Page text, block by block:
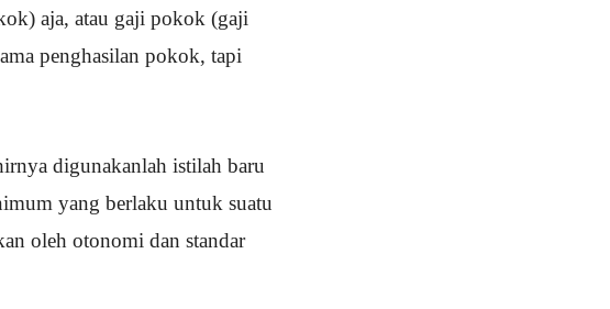
aja, atau gaji pokok (gaji
penghasilan pokok, tapi
digunakanlah istilah baru
yang berlaku untuk suatu
oleh otonomi dan standar